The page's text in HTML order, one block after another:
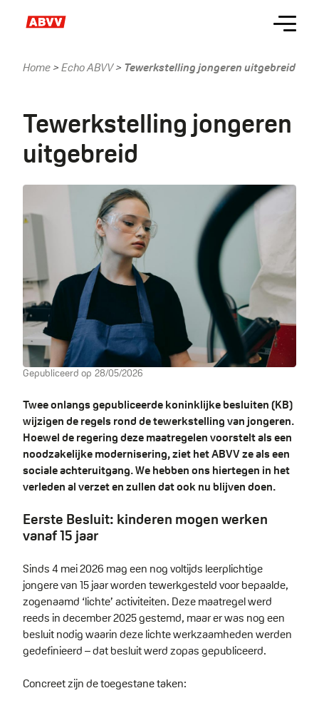
Menu
Home Echo ABVV Tewerkstelling jongeren uitgebreid
Tewerkstelling jongeren
uitgebreid
Gepubliceerd op 28/05/2026
Twee onlangs gepubliceerde koninklijke besluiten (KB)
wijzigen de regels rond de tewerkstelling van jongeren.
Hoewel de regering deze maatregelen voorstelt als een
noodzakelijke modernisering, ziet het ABVV ze als een
sociale achteruitgang. We hebben ons hiertegen in het
verleden al verzet en zullen dat ook nu blijven doen.
Eerste Besluit: kinderen mogen werken
vanaf 15 jaar
Sinds 4 mei 2026 mag een nog voltijds leerplichtige
jongere van 15 jaar worden tewerkgesteld voor bepaalde,
zogenaamd ‘lichte’ activiteiten. Deze maatregel werd
reeds in december 2025 gestemd, maar er was nog een
besluit nodig waarin deze lichte werkzaamheden werden
gedefinieerd – dat besluit werd zopas gepubliceerd.
Concreet zijn de toegestane taken: